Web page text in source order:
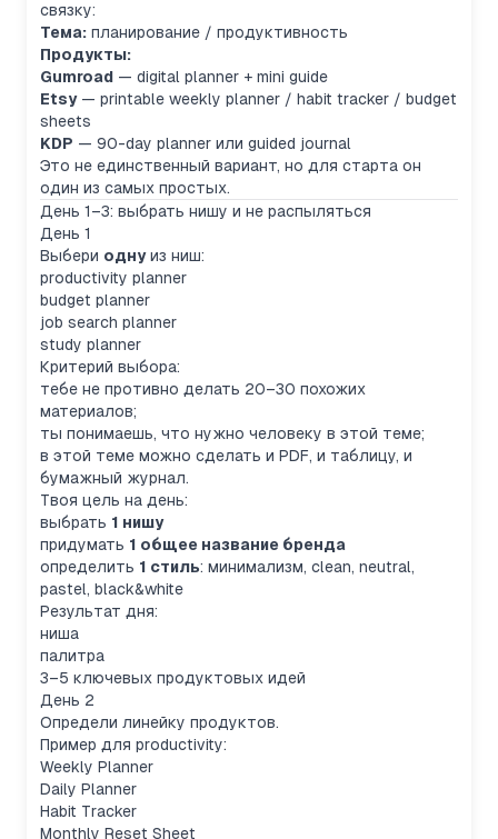
связку:
Тема: планирование / продуктивность
Продукты:
Gumroad — digital planner + mini guide
Etsy— printable weekly planner / habit tracker / budget
sheets
KDP — 90-day planner или guided journal
Это не единственный вариант, но для старта он
один из самых простых.
День 1–3: выбрать нишу и не распыляться
День 1
Выбери однуиз ниш:
productivity planner
budget planner
job search planner
study planner
Критерий выбора:
тебе не противно делать 20–30 похожих
материалов;
ты понимаешь, что нужно человеку в этой теме;
в этой теме можно сделать и PDF, и таблицу, и
бумажный журнал.
Твоя цель на день:
выбрать 1 нишу
придумать 1 общее название бренда
определить 1 стиль: минимализм, clean, neutral,
pastel, black&white
Результат дня:
ниша
палитра
3–5 ключевых продуктовых идей
День 2
Определи линейку продуктов.
Пример для productivity:
Weekly Planner
Daily Planner
Habit Tracker
Monthly Reset Sheet